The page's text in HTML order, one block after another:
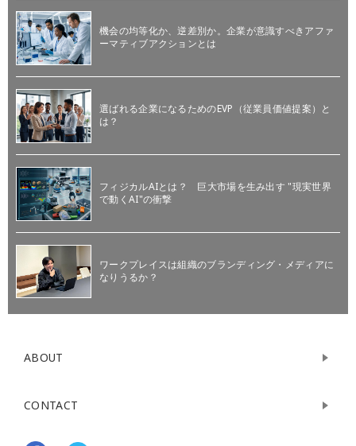
機会の均等化か、逆差別か。企業が意識すべきアファ
ーマティブアクションとは
選ばれる企業になるためのEVP（従業員価値提案）と
は？
フィジカルAIとは？ 巨大市場を生み出す "現実世界
で動くAI"の衝撃
ワークプレイスは組織のブランディング・メディアに
なりうるか？
ABOUT
CONTACT